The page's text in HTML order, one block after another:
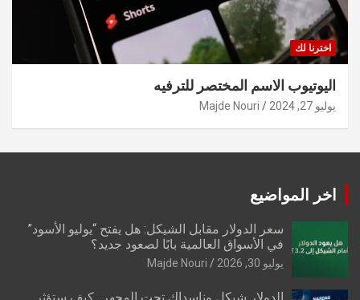
اخترنا لك
اليوتيوب الاسم المختصر للترفيه
يوليو 27, 2024 Majde Nouri
اخر المواضيع
سعر الدولار مقابل الشيكل: هل يفتح “يوليو الأسود”
في الأسواق العالمية بابًا لصعود جديد؟
يوليو 30, 2026 Majde Nouri
الدولار شيكل وناسداك تحت المجهر.. كيف ستؤثر